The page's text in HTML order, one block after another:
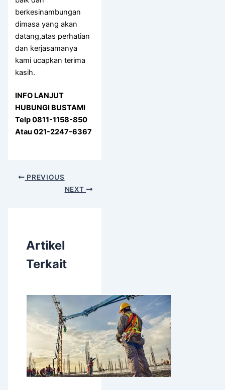
berkesinambungan
dimasa yang akan
datang,atas perhatian
dan kerjasamanya
kami ucapkan terima
kasih.
INFO LANJUT
HUBUNGI BUSTAMI
Telp 0811-1158-850
Atau 021-2247-6367
PREVIOUS
NEXT
Artikel
Terkait